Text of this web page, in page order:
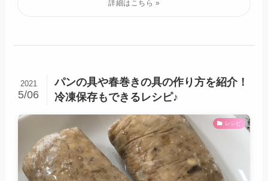
パンの具や春巻きの具の作り方を紹介！
冷凍保存もできるレシピ♪
2021
5/06
レシピ